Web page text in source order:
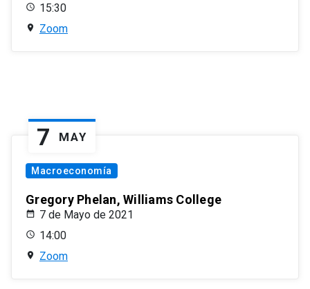
15:30
Zoom
7 MAY
Macroeconomía
Gregory Phelan, Williams College
7 de Mayo de 2021
14:00
Zoom